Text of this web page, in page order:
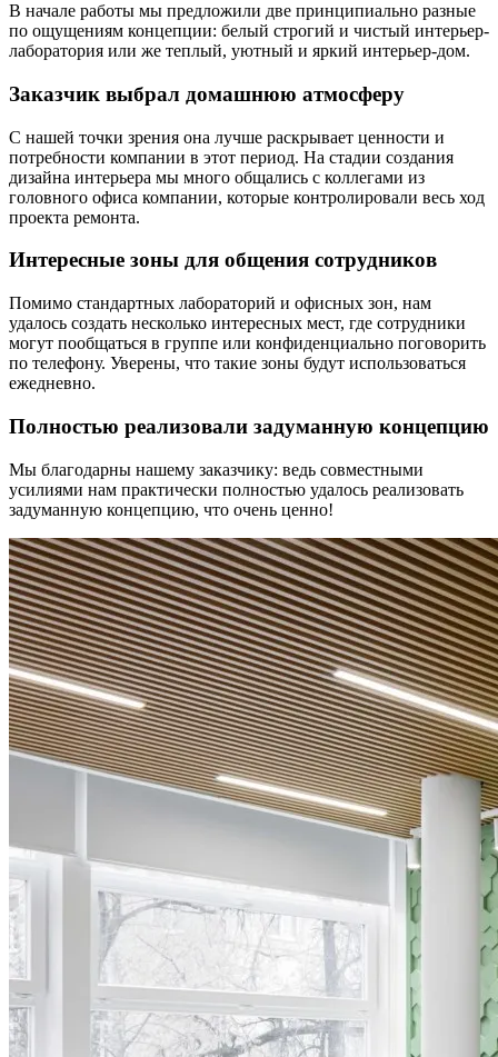
В начале работы мы предложили две принципиально разные
по ощущениям концепции: белый строгий и чистый интерьер-
лаборатория или же теплый, уютный и яркий интерьер-дом.
Заказчик выбрал домашнюю атмосферу
С нашей точки зрения она лучше раскрывает ценности и
потребности компании в этот период. На стадии создания
дизайна интерьера мы много общались с коллегами из
головного офиса компании, которые контролировали весь ход
проекта ремонта.
Интересные зоны для общения сотрудников
Помимо стандартных лабораторий и офисных зон, нам
удалось создать несколько интересных мест, где сотрудники
могут пообщаться в группе или конфиденциально поговорить
по телефону. Уверены, что такие зоны будут использоваться
ежедневно.
Полностью реализовали задуманную концепцию
Мы благодарны нашему заказчику: ведь совместными
усилиями нам практически полностью удалось реализовать
задуманную концепцию, что очень ценно!